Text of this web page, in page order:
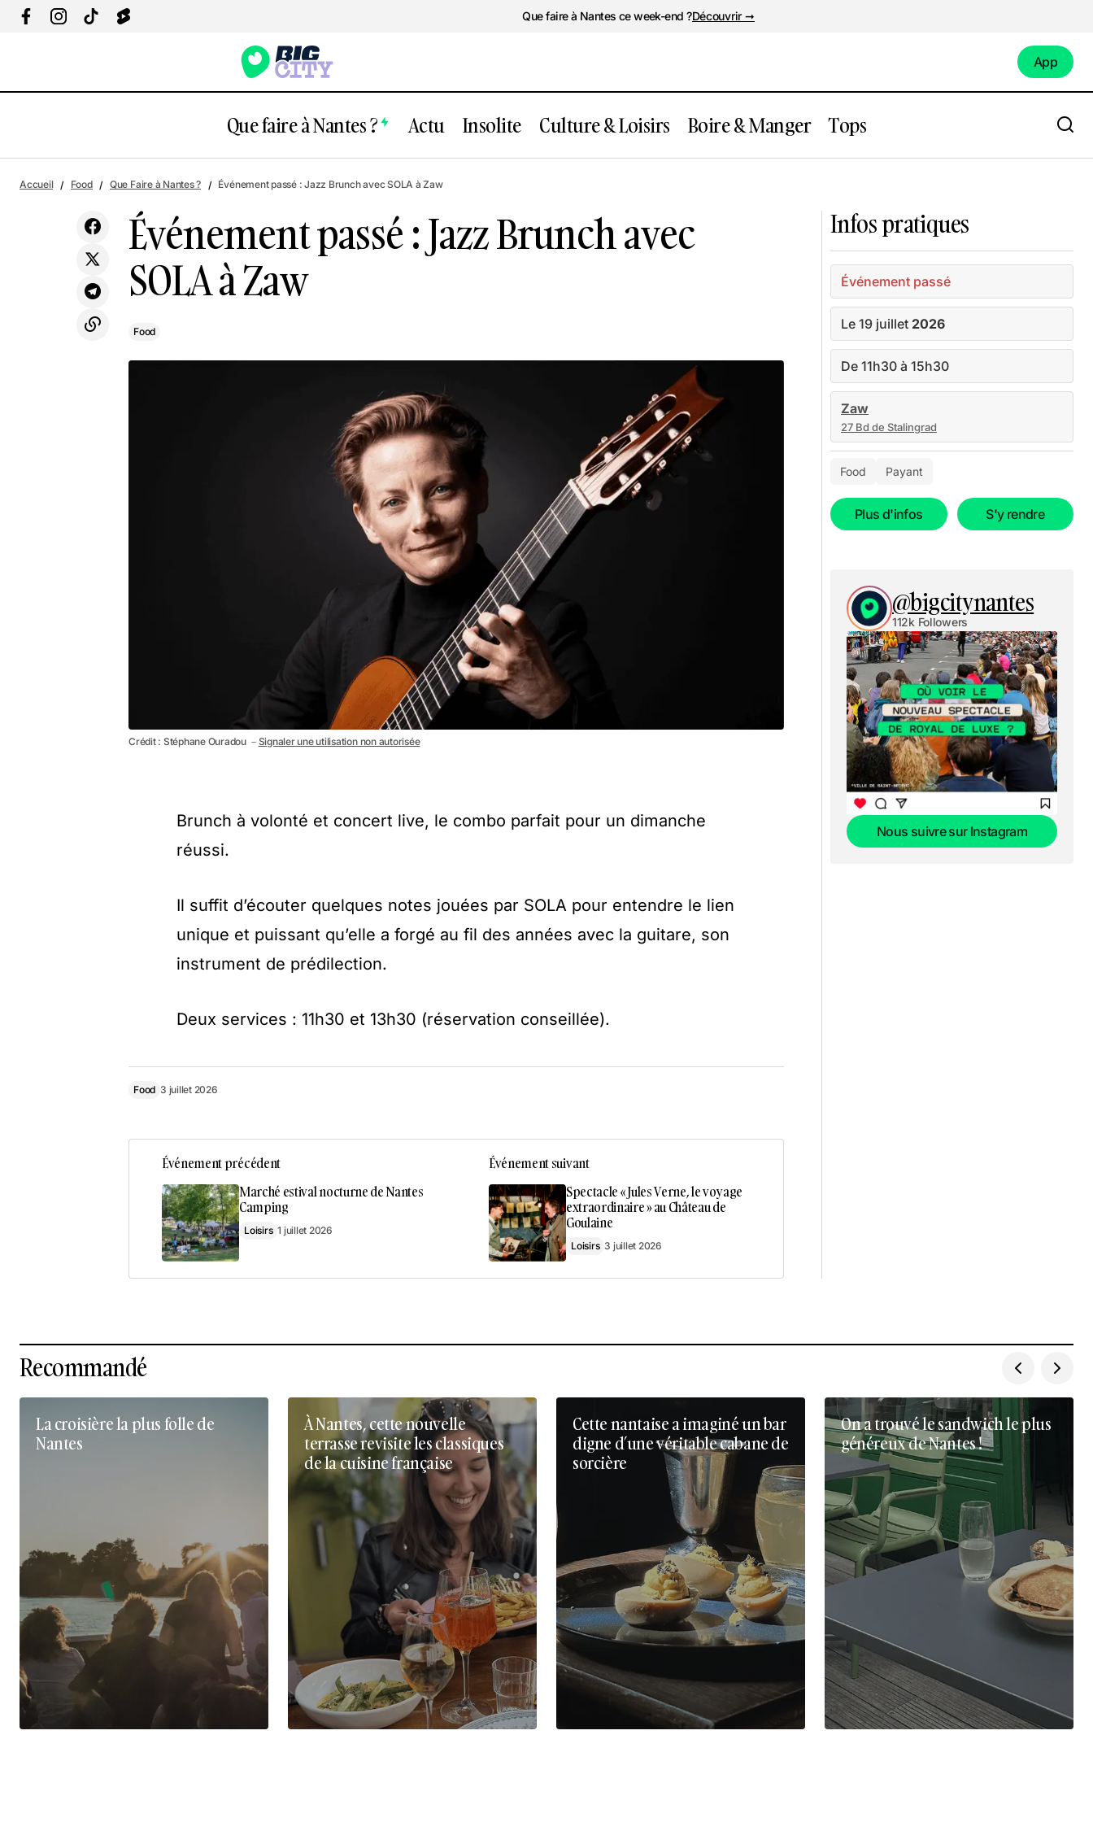
Que faire à Nantes ce week-end ?Découvrir ➞
App
Que faire à Nantes ? Actu Insolite Culture & Loisirs Boire & Manger Tops
Découvre 4 lieux mythiques de Saint-
Nazaire en illimité toute l'année
Food Événement passé : Jazz Brunch avec SOLA à Zaw
Accueil Food Que Faire à Nantes ? Événement passé : Jazz Brunch avec SOLA à Zaw
Événement passé : Jazz Brunch avec
SOLA à Zaw
Food
Crédit : Stéphane Ouradou － Signaler une utilisation non autorisée
Brunch à volonté et concert live, le combo parfait pour un dimanche
réussi.
Il suffit d’écouter quelques notes jouées par SOLA pour entendre le lien
unique et puissant qu’elle a forgé au fil des années avec la guitare, son
instrument de prédilection.
Deux services : 11h30 et 13h30 (réservation conseillée).
Food 3 juillet 2026
Événement précédent
Marché estival nocturne de Nantes
Camping
Loisirs 1 juillet 2026
Événement suivant
Spectacle « Jules Verne, le voyage
extraordinaire » au Château de
Goulaine
Loisirs 3 juillet 2026
Infos pratiques
Événement passé
Le 19 juillet 2026
De 11h30 à 15h30
Zaw
27 Bd de Stalingrad
Food Payant
Plus d'infos S'y rendre
@bigcitynantes
112k Followers
Nous suivre sur Instagram
Recommandé
La croisière la plus folle de
Nantes
À Nantes, cette nouvelle
terrasse revisite les classiques
de la cuisine française
Cette nantaise a imaginé un bar
digne d’une véritable cabane de
sorcière
On a trouvé le sandwich le plus
généreux de Nantes !